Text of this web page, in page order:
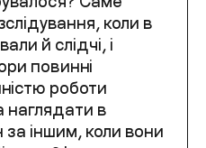
коли в
й слідчі, і
повинні
роботи
наглядати в
іншим, коли вони